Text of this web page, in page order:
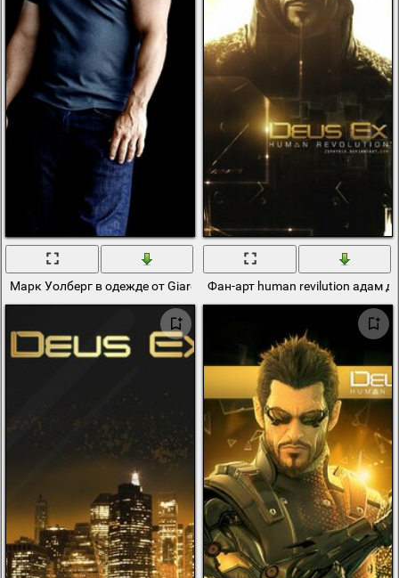
Марк Уолберг в одежде от Giardino на обложке журнала Mens
Фан-арт human revilution адам